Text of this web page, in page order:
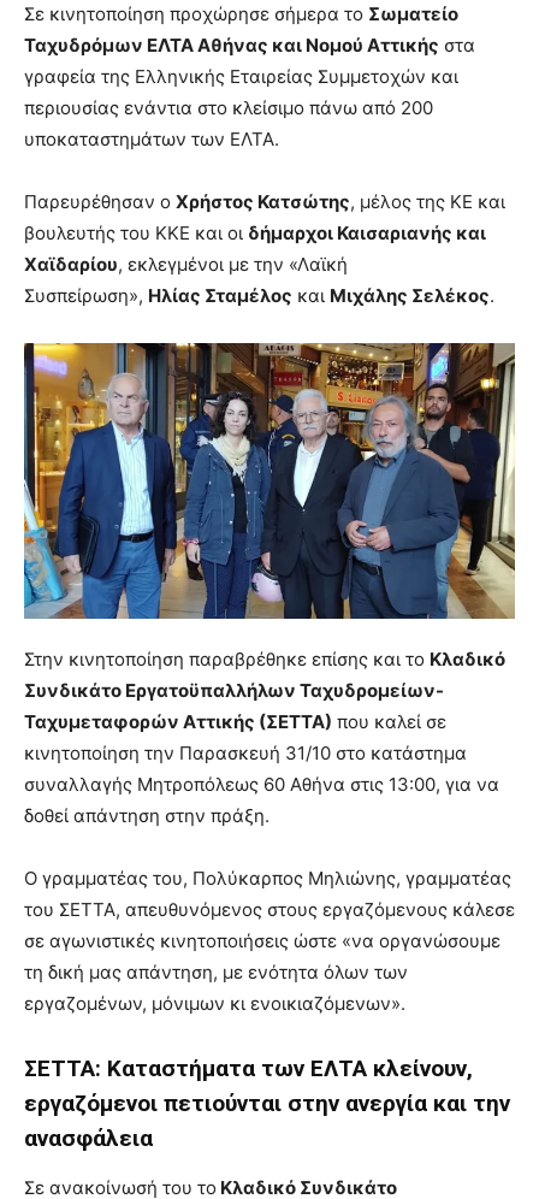
Σε κινητοποίηση προχώρησε σήμερα το Σωματείο
Ταχυδρόμων ΕΛΤΑ Αθήνας και Νομού Αττικής στα
γραφεία της Ελληνικής Εταιρείας Συμμετοχών και
περιουσίας ενάντια στο κλείσιμο πάνω από 200
υποκαταστημάτων των ΕΛΤΑ.
Παρευρέθησαν ο Χρήστος Κατσώτης, μέλος της ΚΕ και
βουλευτής του ΚΚΕ και οι δήμαρχοι Καισαριανής και
Χαϊδαρίου, εκλεγμένοι με την «Λαϊκή
Συσπείρωση», Ηλίας Σταμέλος και Μιχάλης Σελέκος.
Στην κινητοποίηση παραβρέθηκε επίσης και το Κλαδικό
Συνδικάτο Εργατοϋπαλλήλων Ταχυδρομείων-
Ταχυμεταφορών Αττικής (ΣΕΤΤΑ) που καλεί σε
κινητοποίηση την Παρασκευή 31/10 στο κατάστημα
συναλλαγής Μητροπόλεως 60 Αθήνα στις 13:00, για να
δοθεί απάντηση στην πράξη.
Ο γραμματέας του, Πολύκαρπος Μηλιώνης, γραμματέας
του ΣΕΤΤΑ, απευθυνόμενος στους εργαζόμενους κάλεσε
σε αγωνιστικές κινητοποιήσεις ώστε «να οργανώσουμε
τη δική μας απάντηση, με ενότητα όλων των
εργαζομένων, μόνιμων κι ενοικιαζόμενων».
ΣΕΤΤΑ: Καταστήματα των ΕΛΤΑ κλείνουν,
εργαζόμενοι πετιούνται στην ανεργία και την
ανασφάλεια
Σε ανακοίνωσή του το Κλαδικό Συνδικάτο